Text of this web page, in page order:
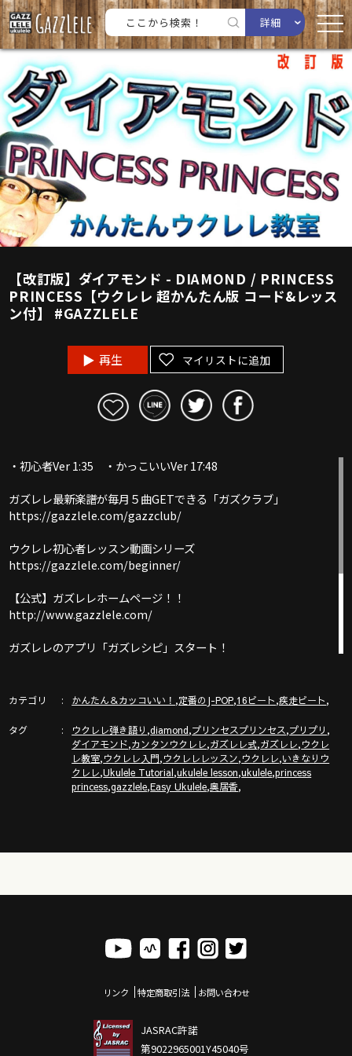
詳細
【改訂版】ダイアモンド - DIAMOND / PRINCESS
PRINCESS【ウクレレ 超かんたん版 コード&レッス
ン付】 #GAZZLELE
再生 マイリストに追加
・初心者Ver 1:35 ・かっこいいVer 17:48
ガズレレ最新楽譜が毎月５曲GETできる「ガズクラブ」
https://gazzlele.com/gazzclub/
ウクレレ初心者レッスン動画シリーズ
https://gazzlele.com/beginner/
【公式】ガズレレホームページ！！
http://www.gazzlele.com/
ガズレレのアプリ「ガズレシピ」スタート！
ガズのわがままウクレレ
ガズのサブチャンネル「ガズトーク！」
https://www.youtube.com/channel/UC8YUGZF76p-
GD_HKq_ZQRHA
カテゴリ かんたん＆カッコいい！ ,定番のJ-POP,16ビート,疾走ビート,
タグ ウクレレ弾き語り ,diamond,プリンセスプリンセス,プリプリ ,
ダイアモンド,カンタンウクレレ,ガズレレ式,ガズレレ,ウクレ
レ教室,ウクレレ入門,ウクレレレッスン,ウクレレ,いきなりウ
クレレ,Ukulele Tutorial,ukulele lesson,ukulele,princess
princess,gazzlele,Easy Ukulele,奥居香,
リンク 特定商取引法 お問い合わせ
JASRAC許諾
第9022965001Y45040号